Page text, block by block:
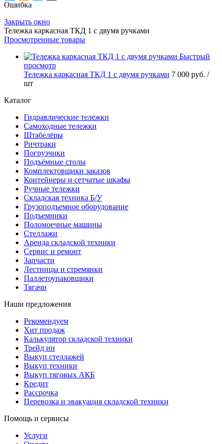
Ошибка
Закрыть окно
Тележка каркасная ТКД 1 с двумя ручками
Просмотренные товары
Быстрый
просмотр
Тележка каркасная ТКД 1 с двумя ручками 7 000 руб. /
шт
Каталог
Гидравлические тележки
Самоходные тележки
Штабелёры
Ричтраки
Погрузчики
Подъёмные столы
Комплектовщики заказов
Контейнеры и сетчатые шкафы
Ручные тележки
Складская техника Б/У
Грузоподъемное оборудование
Подъемники
Поломоечные машины
Стеллажи
Аренда складской техники
Сервис и ремонт
Запчасти
Лестницы и стремянки
Паллетоупаковщики
Тягачи
Наши предложения
Рекомендуем
Хит продаж
Калькулятор складской техники
Трейд ин
Выкуп стеллажей
Выкуп техники
Выкуп тяговых АКБ
Кредит
Рассрочка
Перевозка и эвакуация складской техники
Помощь и сервисы
Услуги